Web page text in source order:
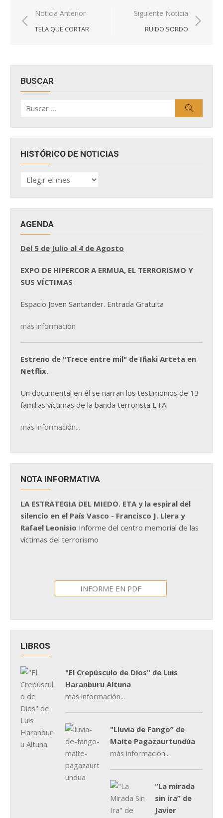
Navegación
de
Noticia Anterior
TELA QUE CORTAR
Siguiente Noticia
RUIDO SORDO
BUSCAR
por:
HISTÓRICO DE NOTICIAS
HISTÓRICO
DE
AGENDA
Del 5 de Julio al 4 de Agosto
EXPO DE HIPERCOR A ERMUA, EL TERRORISMO Y
SUS VÍCTIMAS
Espacio Joven Santander. Entrada Gratuita
más información
Estreno de "Trece entre mil" de Iñaki Arteta en
Netflix.
Un documental en él se narran los testimonios de 13
familias víctimas de la banda terrorista ETA.
más información...
NOTA INFORMATIVA
LA ESTRATEGIA DEL MIEDO. ETA y la espiral del
silencio en el País Vasco - Francisco J. Llera y
Rafael Leonisio Informe del centro memorial de las
víctimas del terrorismo
INFORME EN PDF
LIBROS
"El Crepúsculo de Dios" de Luis
Haranburu Altuna
más información...
"Lluvia de Fango” de
Maite Pagazaurtundúa
más información...
“La mirada
sin ira” de
Javier